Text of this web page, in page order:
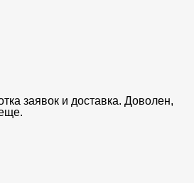
заявок и доставка. Доволен,